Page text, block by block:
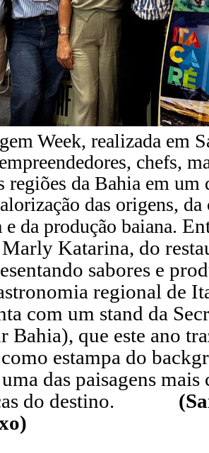
Week, realizada em
chefs,
regiões da Bahia em
das origens, da
da produção baiana.
Marly Katarina, do
sabores e
regional de
com um stand da
Bahia), que este ano
estampa do
das paisagens mais
do destino.